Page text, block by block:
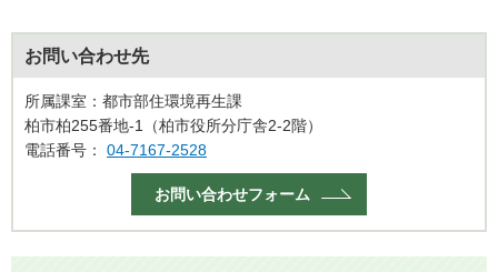
お問い合わせ先
所属課室：都市部住環境再生課
柏市柏255番地-1（柏市役所分庁舎2-2階）
電話番号：
04-7167-2528
お問い合わせフォーム